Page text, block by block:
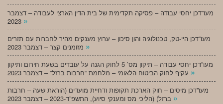
מעו”דכן יחסי עבודה – פסיקה תקדימית של בית הדין הארצי לעבודה – דצמבר
»
מעו”דכן היי-טק, טכנולוגיה והון סיכון – ערוץ מענקים מהיר לחברות עם תזרים
»
מעו”דכן יחסי עבודה – תיקון מס’ 5 לחוק הגנה על עובדים בשעת חירום ותיקון
»
מעו”דכן מיסים – חוק הארכת תקופות ודחיית מועדים (הוראת שעה – חרבות
»